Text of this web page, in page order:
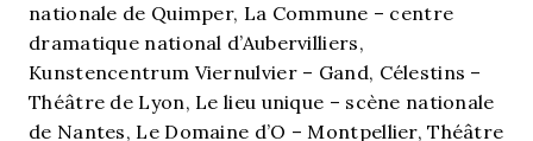
nationale de Quimper, La Commune – centre
dramatique national d’Aubervilliers,
Kunstencentrum Viernulvier – Gand, Célestins –
Théâtre de Lyon, Le lieu unique – scène nationale
de Nantes, Le Domaine d’O – Montpellier, Théâtre